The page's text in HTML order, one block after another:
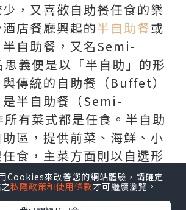
，又喜歡自助餐任食的樂
店餐廳興起的半自助餐或
自助餐，又名Semi-
義便是以「半自助」的形
傳統的自助餐（Buffet）
半自助餐（Semi-
有菜式都是任食。半自助
區，提供前菜、海鮮、小
食，主菜方面則以自選形
自選一道喜歡的主菜，再由
可能有人會問，如果不能
Cookies來改善您的網站體驗，請確定
私隱政策和使用條款才可繼續瀏覽。